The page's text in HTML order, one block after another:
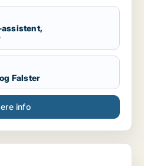
assistent,
Falster
info
medarbejder /